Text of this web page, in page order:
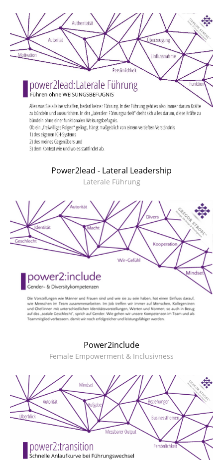
Power2lead - Lateral Leadership
Laterale Führung
Power2include
Female Empowerment & Inclusivness